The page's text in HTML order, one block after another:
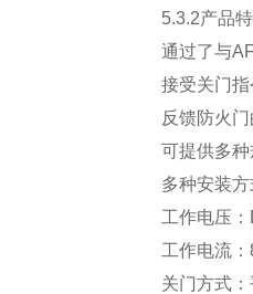
5.3.2产品
通过了与
接受关门
反馈防火
可提供多
多种安装
工作电压
工作电流
关门方式